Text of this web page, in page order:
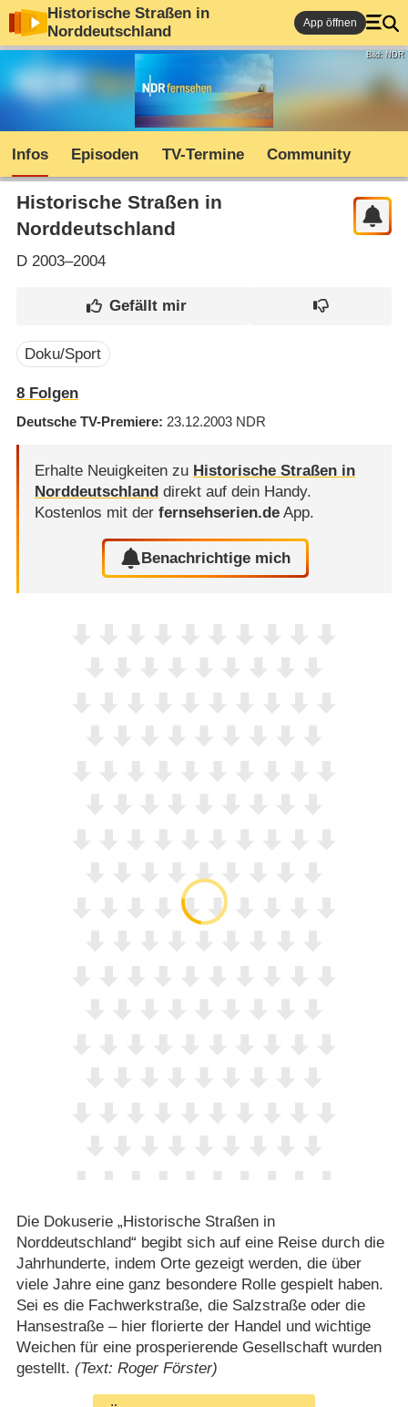
Historische Straßen in
Norddeutschland
App öffnen
Bild: NDR
Infos Episoden TV-Termine Community
Historische Straßen in
Norddeutschland
D2003–2004
Doku/Sport
8Folgen
Deutsche TV-Premiere 23.12.2003 NDR
Erhalte Neuigkeiten zu Historische Straßen in
Norddeutschland direkt auf dein Handy.
Kostenlos mit der fernsehserien.deApp.
Benachrichtige mich
Die Dokuserie „Historische Straßen in
Norddeutschland“ begibt sich auf eine Reise durch die
Jahrhunderte, indem Orte gezeigt werden, die über
viele Jahre eine ganz besondere Rolle gespielt haben.
Sei es die Fachwerkstraße, die Salzstraße oder die
Hansestraße – hier florierte der Handel und wichtige
Weichen für eine prosperierende Gesellschaft wurden
gestellt. (Text: Roger Förster)